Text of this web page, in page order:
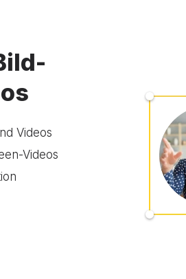
Videos
Videos